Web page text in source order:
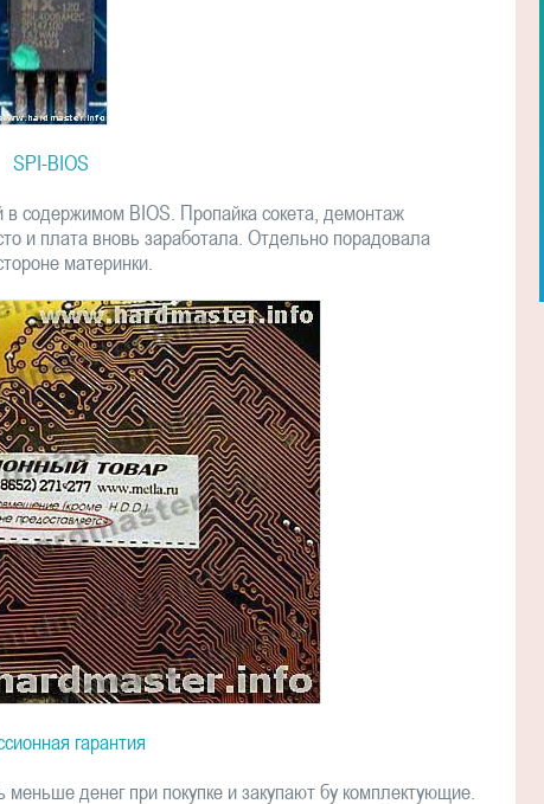
SPI-BIOS
в содержимом BIOS. Пропайка сокета, демонтаж
и плата вновь заработала. Отдельно порадовала
материнки.
гарантия
денег при покупке и закупают бу комплектующие.